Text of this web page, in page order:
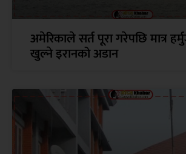
अमेरिकाले सर्त पूरा गरेपछि मात्र
खुल्ने इरानको अडान